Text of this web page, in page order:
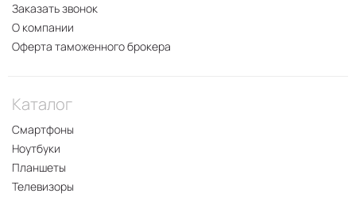
Заказать звонок
О компании
Оферта таможенного брокера
Каталог
Смартфоны
Ноутбуки
Планшеты
Телевизоры